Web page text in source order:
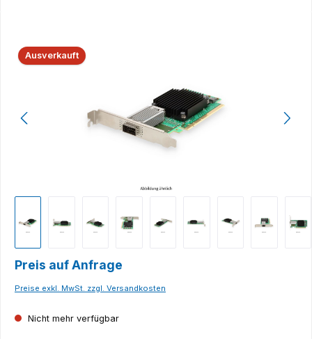
Bildergalerie überspringen
Ausverkauft
Preis auf Anfrage
Preise exkl. MwSt. zzgl. Versandkosten
Nicht mehr verfügbar